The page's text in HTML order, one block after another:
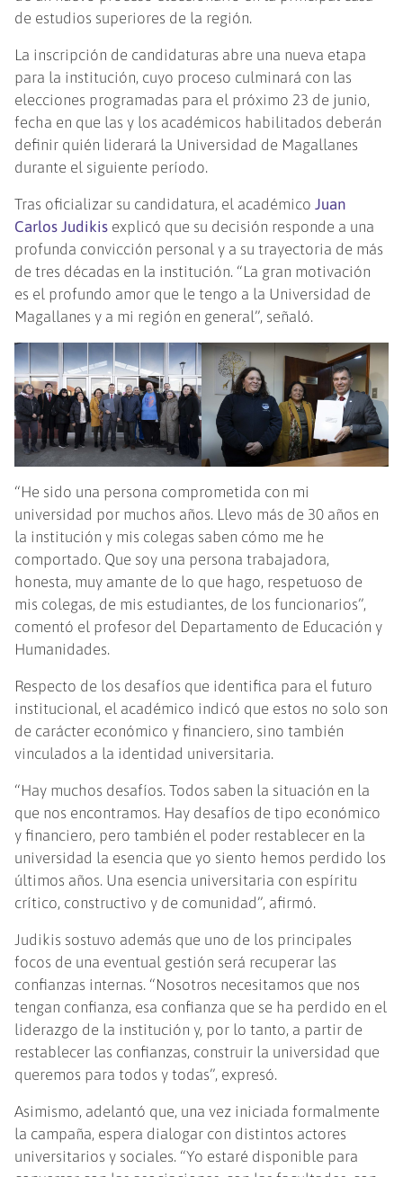
de estudios superiores de la región.
La inscripción de candidaturas abre una nueva etapa
para la institución, cuyo proceso culminará con las
elecciones programadas para el próximo 23 de junio,
fecha en que las y los académicos habilitados deberán
definir quién liderará la Universidad de Magallanes
durante el siguiente período.
Tras oficializar su candidatura, el académicoJuan
Carlos Judikis explicó que su decisión responde a una
profunda convicción personal y a su trayectoria de más
de tres décadas en la institución. “La gran motivación
es el profundo amor que le tengo a la Universidad de
Magallanes y a mi región en general”, señaló.
“He sido una persona comprometida con mi
universidad por muchos años. Llevo más de 30 años en
la institución y mis colegas saben cómo me he
comportado. Que soy una persona trabajadora,
honesta, muy amante de lo que hago, respetuoso de
mis colegas, de mis estudiantes, de los funcionarios”,
comentó el profesor del Departamento de Educación y
Humanidades.
Respecto de los desafíos que identifica para el futuro
institucional, el académico indicó que estos no solo son
de carácter económico y financiero, sino también
vinculados a la identidad universitaria.
“Hay muchos desafíos. Todos saben la situación en la
que nos encontramos. Hay desafíos de tipo económico
y financiero, pero también el poder restablecer en la
universidad la esencia que yo siento hemos perdido los
últimos años. Una esencia universitaria con espíritu
crítico, constructivo y de comunidad”, afirmó.
Judikis sostuvo además que uno de los principales
focos de una eventual gestión será recuperar las
confianzas internas. “Nosotros necesitamos que nos
tengan confianza, esa confianza que se ha perdido en el
liderazgo de la institución y, por lo tanto, a partir de
restablecer las confianzas, construir la universidad que
queremos para todos y todas”, expresó.
Asimismo, adelantó que, una vez iniciada formalmente
la campaña, espera dialogar con distintos actores
universitarios y sociales. “Yo estaré disponible para